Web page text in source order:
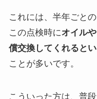
これには、半年ごと
この点検時にオイル
償交換してくれると
ことが多いです。
こういった方は、普